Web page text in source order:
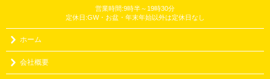
営業時間:9時半～19時30分
定休日:GW・お盆・年末年始以外は定休日なし
ホーム
会社概要